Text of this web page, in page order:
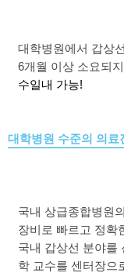
대학병원에서 갑상
6개월 이상 소요되
수일내 가능!
대학병원 수준의 의료
국내 상급종합병원
장비로 빠르고 정확
국내 갑상선 분야를
학 교수를 센터장으